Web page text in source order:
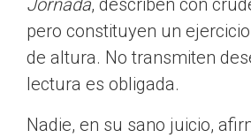
Jornada, describen con
pero constituyen un
de altura. No transmiten
lectura es obligada.
Nadie, en su sano juicio,